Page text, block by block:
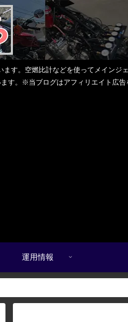
す。空燃比計などを使ってメインジ
す。※当ブログはアフィリエイト広告
運用情報